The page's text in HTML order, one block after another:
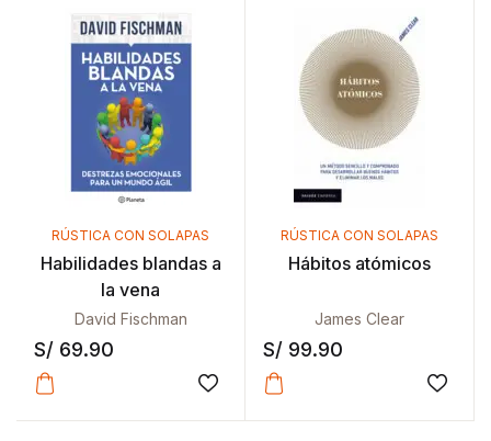
RÚSTICA CON SOLAPAS
Habilidades blandas a
la vena
David Fischman
S/ 69.90
Añadir a la lista de deseos
RÚSTICA CON SOLAPAS
Hábitos atómicos
James Clear
S/ 99.90